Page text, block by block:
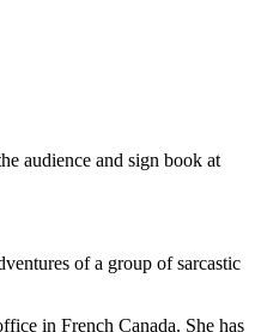
audience and sign book at
of a group of sarcastic
in French Canada. She has